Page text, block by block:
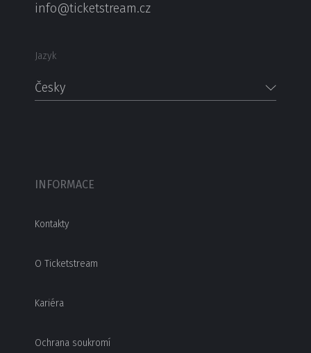
info@ticketstream.cz
Jazyk
Česky
INFORMACE
Kontakty
O Ticketstream
Kariéra
Ochrana soukromí